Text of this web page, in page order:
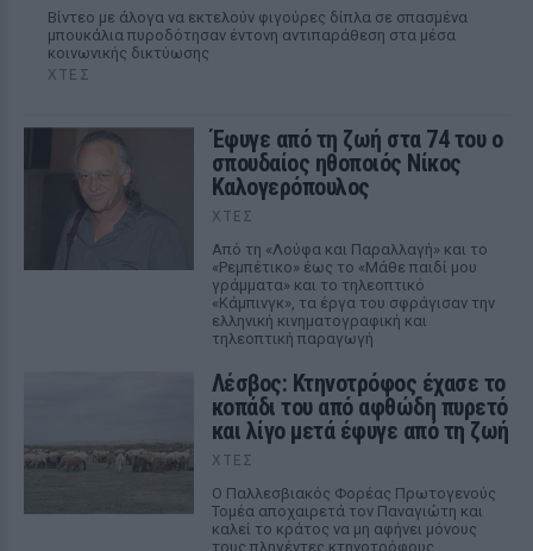
Βίντεο με άλογα να εκτελούν φιγούρες δίπλα σε σπασμένα
μπουκάλια πυροδότησαν έντονη αντιπαράθεση στα μέσα
κοινωνικής δικτύωσης
ΧΤΕΣ
Έφυγε από τη ζωή στα 74 του ο
σπουδαίος ηθοποιός Νίκος
Καλογερόπουλος
ΧΤΕΣ
Από τη «Λούφα και Παραλλαγή» και το
«Ρεμπέτικο» έως το «Μάθε παιδί μου
γράμματα» και το τηλεοπτικό
«Κάμπινγκ», τα έργα του σφράγισαν την
ελληνική κινηματογραφική και
τηλεοπτική παραγωγή
Λέσβος: Κτηνοτρόφος έχασε το
κοπάδι του από αφθώδη πυρετό
και λίγο μετά έφυγε από τη ζωή
ΧΤΕΣ
Ο Παλλεσβιακός Φορέας Πρωτογενούς
Τομέα αποχαιρετά τον Παναγιώτη και
καλεί το κράτος να μη αφήνει μόνους
τους πληγέντες κτηνοτρόφους